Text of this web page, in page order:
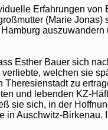
Erfahrungen
(Marie Jonas)
Esther Bauer sich
welchen sie
zu
und lebenden KZ-
sie sich, in der
in Auschwitz-Birkenau.